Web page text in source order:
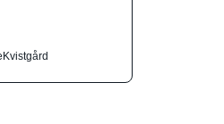
Kvistgård